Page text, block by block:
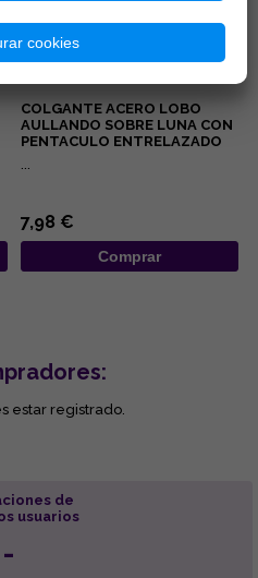
COLGANTE ACERO LOBO
AULLANDO SOBRE LUNA CON
PENTACULO ENTRELAZADO
7,98 €
Comprar
estar registrado.
de
usuarios
-
cookies